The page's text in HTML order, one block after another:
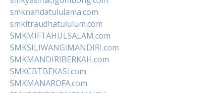
smknahdatululama.com
smkitraudhatululum.com
SMKMIFTAHULSALAM.com
SMKSILIWANGIMANDIRI.com
SMKMANDIRIBERKAH.com
SMKCBTBEKASI.com
SMKMANAROFA.com